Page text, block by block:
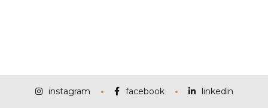
instagram facebook linkedin